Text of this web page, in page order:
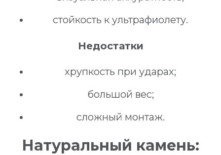
стойкость к ультрафиолету.
Недостатки
хрупкость при ударах;
большой вес;
сложный монтаж.
Натуральный камень: